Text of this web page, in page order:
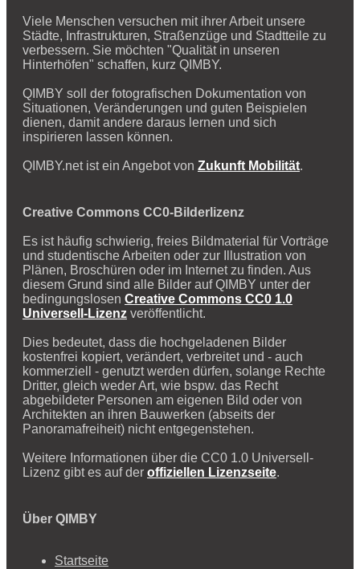
Viele Menschen versuchen mit ihrer Arbeit unsere
Städte, Infrastrukturen, Straßenzüge und Stadtteile zu
verbessern. Sie möchten "Qualität in unseren
Hinterhöfen" schaffen, kurz QIMBY.
QIMBY soll der fotografischen Dokumentation von
Situationen, Veränderungen und guten Beispielen
dienen, damit andere daraus lernen und sich
inspirieren lassen können.
QIMBY.net ist ein Angebot von Zukunft Mobilität.
Creative Commons CC0-Bilderlizenz
Es ist häufig schwierig, freies Bildmaterial für Vorträge
und studentische Arbeiten oder zur Illustration von
Plänen, Broschüren oder im Internet zu finden. Aus
diesem Grund sind alle Bilder auf QIMBY unter der
bedingungslosen Creative Commons CC0 1.0
Universell-Lizenz veröffentlicht.
Dies bedeutet, dass die hochgeladenen Bilder
kostenfrei kopiert, verändert, verbreitet und - auch
kommerziell - genutzt werden dürfen, solange Rechte
Dritter, gleich weder Art, wie bspw. das Recht
abgebildeter Personen am eigenen Bild oder von
Architekten an ihren Bauwerken (abseits der
Panoramafreiheit) nicht entgegenstehen.
Weitere Informationen über die CC0 1.0 Universell-
Lizenz gibt es auf der offiziellen Lizenzseite.
Über QIMBY
Startseite